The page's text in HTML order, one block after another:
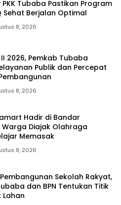
PKK Tubaba Pastikan Program
Sehat Berjalan Optimal
8, 2026
2026, Pemkab Tubaba
Publik dan Percepat
8, 2026
Hadir di Bandar
Warga Diajak Olahraga
Memasak
8, 2026
Sekolah Rakyat,
dan BPN Tentukan Titik